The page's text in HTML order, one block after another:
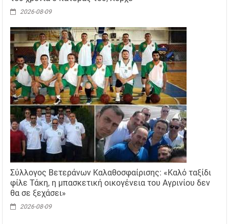
2026-08-09
Σύλλογος Βετεράνων Καλαθοσφαίρισης: «Καλό ταξίδι
φίλε Τάκη, η μπασκετική οικογένεια του Αγρινίου δεν
θα σε ξεχάσει»
2026-08-09